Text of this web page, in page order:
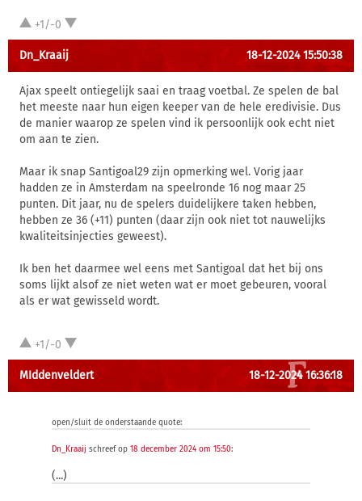
+1/-0
Dn_Kraaij 18-12-2024 15:50:38
Ajax speelt ontiegelijk saai en traag voetbal. Ze spelen de bal
het meeste naar hun eigen keeper van de hele eredivisie. Dus
de manier waarop ze spelen vind ik persoonlijk ook echt niet
om aan te zien.
Maar ik snap Santigoal29 zijn opmerking wel. Vorig jaar
hadden ze in Amsterdam na speelronde 16 nog maar 25
punten. Dit jaar, nu de spelers duidelijkere taken hebben,
hebben ze 36 (+11) punten (daar zijn ook niet tot nauwelijks
kwaliteitsinjecties geweest).
Ik ben het daarmee wel eens met Santigoal dat het bij ons
soms lijkt alsof ze niet weten wat er moet gebeuren, vooral
als er wat gewisseld wordt.
+1/-0
MIddenveldert 18-12-2024 16:36:18
open/sluit de onderstaande quote:
Dn_Kraaij schreef op 18 december 2024 om 15:50:
(...)